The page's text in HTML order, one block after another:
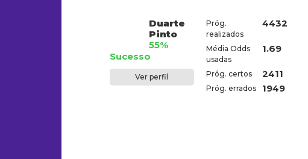
Duarte
Pinto
55%
Sucesso
Ver perfil
Próg.
realizados
4432
Média Odds
usadas
1.69
Próg. certos 2411
Próg. errados 1949